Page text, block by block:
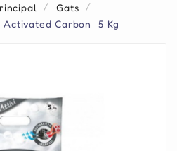
Gats
Carbon  5 Kg